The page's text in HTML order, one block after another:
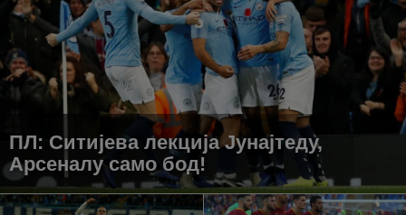
ПЛ: Ситијева лекција Јунајтеду,
Арсеналу само бод!